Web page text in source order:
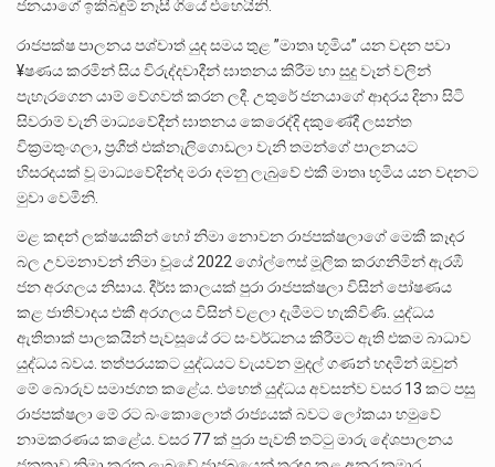
ජනයාගේ ඉකිබිඳුම් නෑසී ගියේ එහෙයිනි.
රාජපක්ෂ පාලනය පශ්චාත් යුද සමය තුළ ”මාතෘ භූමිය” යන වදන පවා
¥ෂණය කරමින් සිය විරුද්දවාදීන් ඝාතනය කිරීම හා සුදු වෑන් වලින්
පැහැරගෙන යාම් වේගවත් කරන ලදී. උතුරේ ජනයාගේ ආදරය දිනා සිටි
සිවරාම් වැනි මාධ්‍යවේදීන් ඝාතනය කෙරෙද්දි දකුණේදී ලසන්ත
වික‍්‍රමතුංගලා, ප‍්‍රගීත් එක්නැලිගොඩලා වැනි තමන්ගේ පාලනයට
හිසරදයක් වූ මාධ්‍යවේදින්ද මරා දමනු ලැබුවේ එකී මාතෘ භූමිය යන වදනට
මුවා වෙමිනි.
මළ කඳන් ලක්ෂයකින් හෝ නිමා නොවන රාජපක්ෂලාගේ මෙකී කෑදර
බල උවමනාවන් නිමා වූයේ 2022 ගෝල්ෆෙස් මූලික කරගනිමින් ඇරඹී
ජන අරගලය නිසාය. දීර්ඝ කාලයක් පුරා රාජපක්ෂලා විසින් පෝෂණය
කළ ජාතිවාදය එකී අරගලය විසින් වළලා දැමීමට හැකිවිණි. යුද්ධය
ඇතිතාක් පාලකයින් පැවසූයේ රට සංවර්ධනය කිරීමට ඇති එකම බාධාව
යුද්ධය බවය. තත්පරයකට යුද්ධයට වැයවන මුදල් ගණන් හදමින් ඔවුන්
මේ බොරුව සමාජගත කළේය. එහෙත් යුද්ධය අවසන්ව වසර 13 කට පසු
රාජපක්ෂලා මේ රට බංකොලොත් රාජ්‍යයක් බවට ලෝකයා හමුවේ
නාමකරණය කළේය. වසර 77 ක් පුරා පැවති තට්ටු මාරු දේශපාලනය